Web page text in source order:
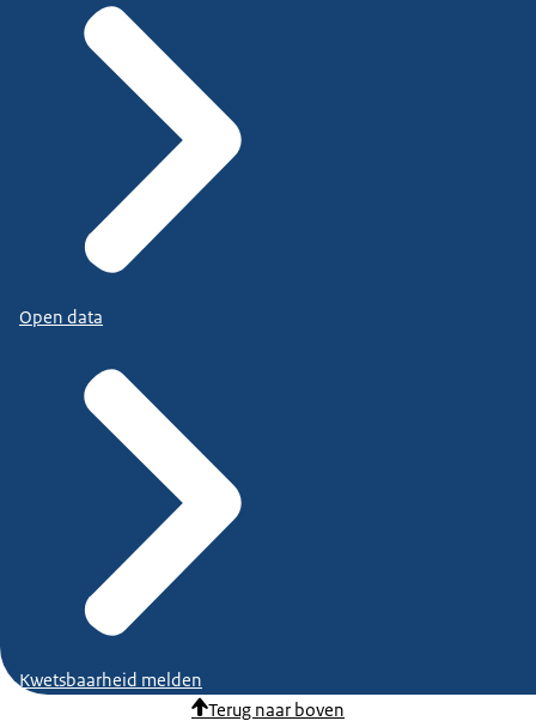
Open data
Kwetsbaarheid melden
Terug naar boven